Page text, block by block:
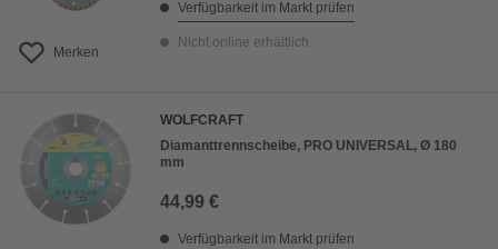
Merken
Verfügbarkeit im Markt prüfen
Nicht online erhältlich
WOLFCRAFT
Diamanttrennscheibe, PRO UNIVERSAL, Ø 180
mm
44,99 €
Verfügbarkeit im Markt prüfen